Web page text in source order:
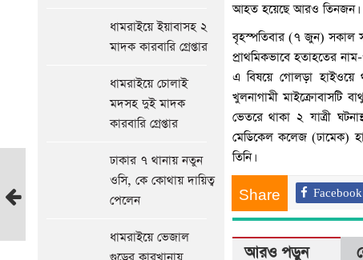
আশুলিয়ায়
স্বেচ্ছাসেবক
মাহফিল
আহত হ‌য়ে‌ছে আরও তিনজন।
বৃহস্পতিবার (৭ জুন) সকাল
প্রাথ‌মিকভা‌বে হতাহতের নাম-
এ বিষ‌য়ে গোলড়া
খুলনাগামী মাইক্রোবাস‌টি
ভেতরে থাকা ২ যাত্রী
মেডিকেল কলেজ (ঢামেক)
তিনি।
Share Facebook
আরও পড়ুন
ধামরাইয়ে ইয়াবাসহ ২
মাদক কারবারি গ্রেপ্তার
ধামরাইয়ে চোলাই
মদসহ দুই মাদক
কারবারি গ্রেপ্তার
ঢাকার ৭ থানায় নতুন
ওসি, কে কোথায় দায়িত্ব
পেলেন
ধামরাইয়ে ভেজাল